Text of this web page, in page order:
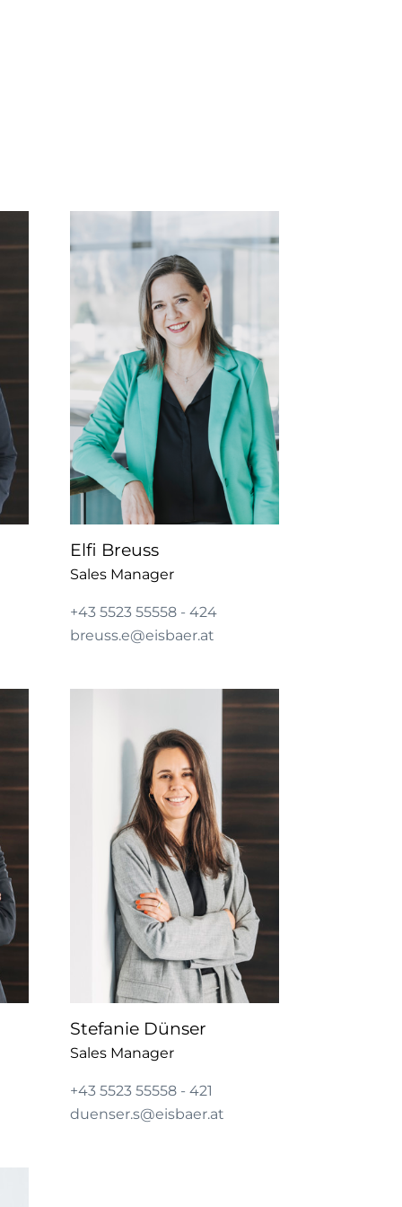
Elfi Breuss
Sales Manager
+43 5523 55558 - 424
breuss.e@eisbaer.at
Stefanie Dünser
Sales Manager
+43 5523 55558 - 421
duenser.s@eisbaer.at